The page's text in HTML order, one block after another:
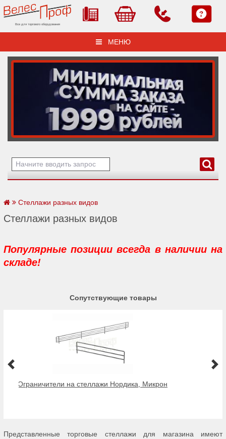
Все для торгового оборудования
МЕНЮ
Стеллажи разных видов
Стеллажи разных видов
Популярные позиции всегда в наличии на
складе!
Сопутствующие товары
Ограничители на стеллажи Нордика, Микрон
Представленные торговые стеллажи для магазина имеют